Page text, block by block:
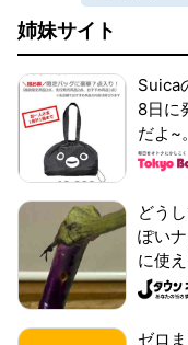
姉妹サイト
Suica
8日に
だよ~。
どう
ぽい
に使
ゼロ